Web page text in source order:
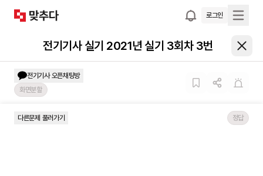
로그인
전기기사 실기 2021년 실기 3회차 3번
전기기사오픈채팅방
화면분할
다른문제 풀러가기 정답